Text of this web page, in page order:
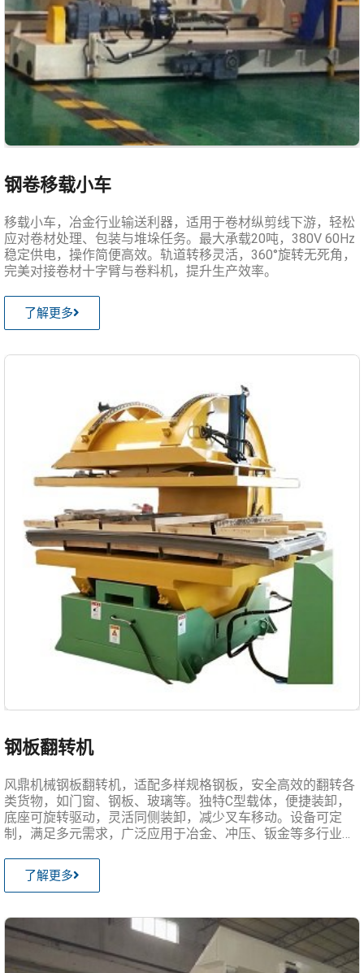
钢卷移载小车
移载小车，冶金行业输送利器，适用于卷材纵剪线下游，轻松
应对卷材处理、包装与堆垛任务。最大承载20吨，380V 60Hz
稳定供电，操作简便高效。轨道转移灵活，360°旋转无死角，
完美对接卷材十字臂与卷料机，提升生产效率。
了解更多
钢板翻转机
风鼎机械钢板翻转机，适配多样规格钢板，安全高效的翻转各
类货物，如门窗、钢板、玻璃等。独特C型载体，便捷装卸，
底座可旋转驱动，灵活同侧装卸，减少叉车移动。设备可定
制，满足多元需求，广泛应用于冶金、冲压、钣金等多行业，
了解更多